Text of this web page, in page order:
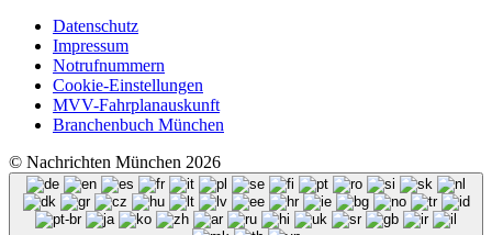
Datenschutz
Impressum
Notrufnummern
Cookie-Einstellungen
MVV-Fahrplanauskunft
Branchenbuch München
© Nachrichten München 2026